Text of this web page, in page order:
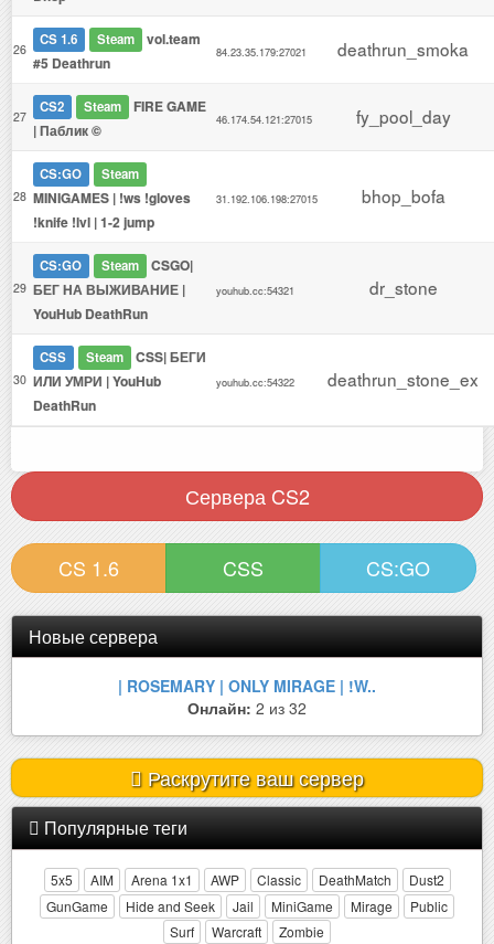
26
CS 1.6 Steam
vol.team
#5 Deathrun
84.23.35.179:27021 deathrun_smoka
27
CS2 Steam
FIRE GAME
| Паблик ©
46.174.54.121:27015 fy_pool_day
28
CS:GO Steam
MINIGAMES | !ws !gloves
!knife !lvl | 1-2 jump
31.192.106.198:27015 bhop_bofa
29
CS:GO Steam
CSGO|
БЕГ НА ВЫЖИВАНИЕ |
YouHub DeathRun
youhub.cc:54321 dr_stone
30
CSS Steam
CSS| БЕГИ
ИЛИ УМРИ | YouHub
DeathRun
youhub.cc:54322 deathrun_stone_ex
Сервера CS2
CS 1.6 CSS CS:GO
Новые сервера
| ROSEMARY | ONLY MIRAGE | !W..
Онлайн: 2 из 32
Раскрутите ваш сервер
Популярные теги
5x5 AIM Arena 1x1 AWP Classic DeathMatch
Dust2
GunGame
Hide and Seek Jail MiniGame Mirage
Public
Surf
Warcraft Zombie